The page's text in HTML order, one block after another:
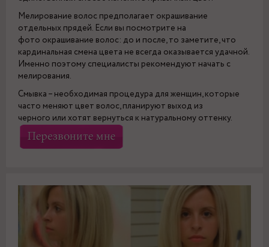
Мелирование волос предполагает окрашивание
отдельных прядей. Если вы посмотрите на
фото окрашивание волос: до и после, то заметите, что
кардинальная смена цвета не всегда оказывается удачной.
Именно поэтому специалисты рекомендуют начать с
мелирования.
Смывка – необходимая процедура для женщин, которые
часто меняют цвет волос, планируют выход из
черного или хотят вернуться к натуральному оттенку.